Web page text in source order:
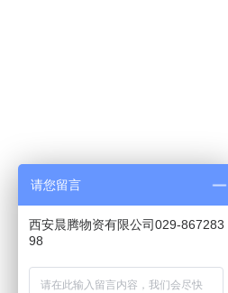
请您留言
西安晨腾物资有限公司029-867283
98